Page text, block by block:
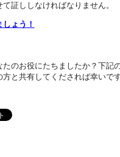
証ししなければなりません。
ょう！
たのお役にたちましたか？下記
方と共有してくだされば幸いで